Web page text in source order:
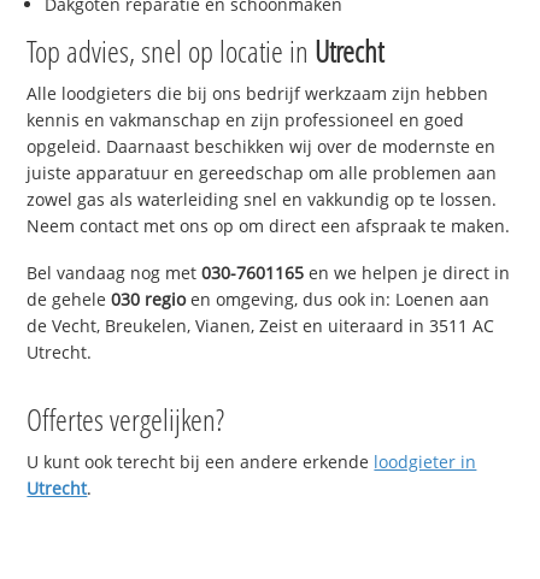
Dakgoten reparatie en schoonmaken
Top advies, snel op locatie in Utrecht
Alle loodgieters die bij ons bedrijf werkzaam zijn hebben
kennis en vakmanschap en zijn professioneel en goed
opgeleid. Daarnaast beschikken wij over de modernste en
juiste apparatuur en gereedschap om alle problemen aan
zowel gas als waterleiding snel en vakkundig op te lossen.
Neem contact met ons op om direct een afspraak te maken.
Bel vandaag nog met030-7601165 en we helpen je direct in
de gehele030 regioen omgeving, dus ook in: Loenen aan
de Vecht, Breukelen, Vianen, Zeist en uiteraard in 3511 AC
Utrecht.
Offertes vergelijken?
U kunt ook terecht bij een andere erkende loodgieter in
Utrecht.